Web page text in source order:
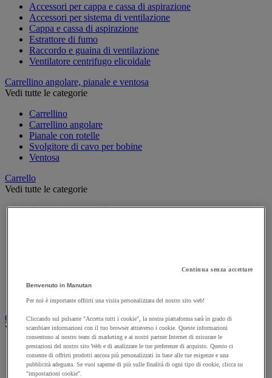
Accessori per cappa e cassa di aspirazione
Accessori per sistema di ventilazione
Cappa e cassa di aspirazione
Estrattore di fumo
Raccordo e guaina di ventilazione
Ventilatore centrifugo elicoidale
Carrellino angolare, pianale e ventosa
Vedi tutte le categorie
Carrellino
Carrellino angolare
Pianale con rotelle
Svolgitore di cavo per bobine
Ventosa
Carrello
Vedi tutte le categorie
Accessori per carrello
Carrello portabombole
Carrello specifico
Carrello a ripiani e rimorchio industriale
Vedi tutte le categorie
Accessori per carrello
Carrello a livello costante
Carrello a piattaforma
Continua senza accettare
Benvenuto in Manutan
Per noi è importante offrirti una visita personalizzata del nostro sito web!
Cliccando sul pulsante "Accetta tutti i cookie", la nostra piattaforma sarà in grado di
scambiare informazioni con il tuo browser attraverso i cookie. Queste informazioni
consentono al nostro team di marketing e ai nostri partner Internet di misurare le
prestazioni del nostro sito Web e di analizzare le tue preferenze di acquisto. Questo ci
consente di offrirti prodotti ancora più personalizzati in base alle tue esigenze e una
pubblicità adeguata. Se vuoi saperne di più sulle finalità di ogni tipo di cookie, clicca su
"impostazioni cookie".